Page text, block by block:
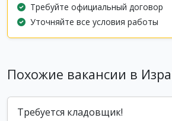
Требуйте официальный договор
Уточняйте все условия работы
Похожие вакансии в
Требуется кладовщик!